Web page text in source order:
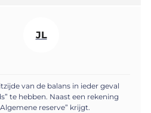
JL
van de balans in ieder geval
te hebben. Naast een rekening
reserve” krijgt.